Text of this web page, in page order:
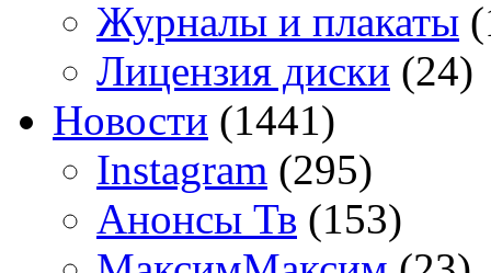
Журналы и плакаты
Лицензия диски (24)
Новости (1441)
Instagram (295)
Анонсы Тв (153)